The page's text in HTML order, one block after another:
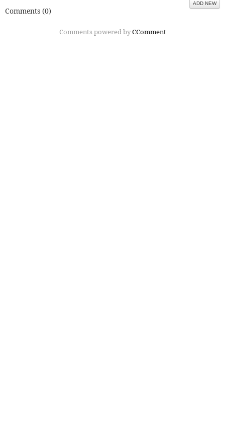
Comments (0)
ADD NEW
Comments powered byCComment